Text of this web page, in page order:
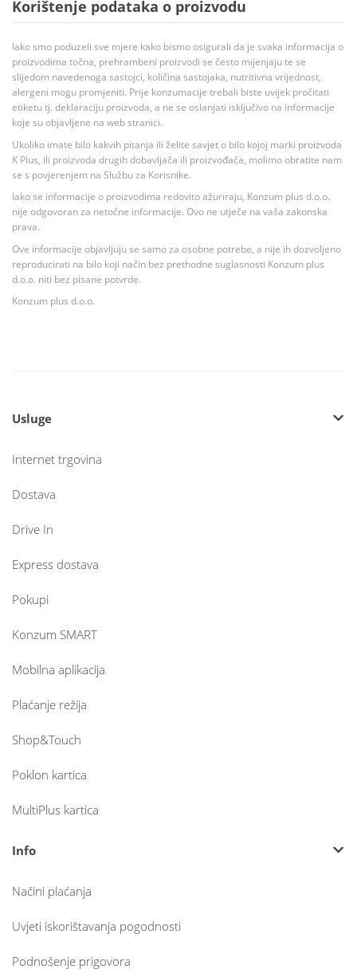
Korištenje podataka o proizvodu
Iako smo poduzeli sve mjere kako bismo osigurali da je svaka informacija o
proizvodima točna, prehrambeni proizvodi se često mijenjaju te se
slijedom navedenoga sastojci, količina sastojaka, nutritivna vrijednost,
alergeni mogu promjeniti. Prije konzumacije trebali biste uvijek pročitati
etiketu tj. deklaraciju proizvoda, a ne se oslanjati isključivo na informacije
koje su objavljene na web stranici.
Ukoliko imate bilo kakvih pitanja ili želite savjet o bilo kojoj marki proizvoda
K Plus, ili proizvoda drugih dobavljača ili proizvođača, molimo obratite nam
se s povjerenjem na Službu za Korisnike.
Iako se informacije o proizvodima redovito ažuriraju, Konzum plus d.o.o.
nije odgovoran za netočne informacije. Ovo ne utječe na vaša zakonska
prava.
Ove informacije objavljuju se samo za osobne potrebe, a nije ih dozvoljeno
reproducirati na bilo koji način bez prethodne suglasnosti Konzum plus
d.o.o. niti bez pisane potvrde.
Konzum plus d.o.o.
Usluge
Internet trgovina
Dostava
Drive In
Express dostava
Pokupi
Konzum SMART
Mobilna aplikacija
Plaćanje režija
Shop&Touch
Poklon kartica
MultiPlus kartica
Info
Načini plaćanja
Uvjeti iskorištavanja pogodnosti
Podnošenje prigovora